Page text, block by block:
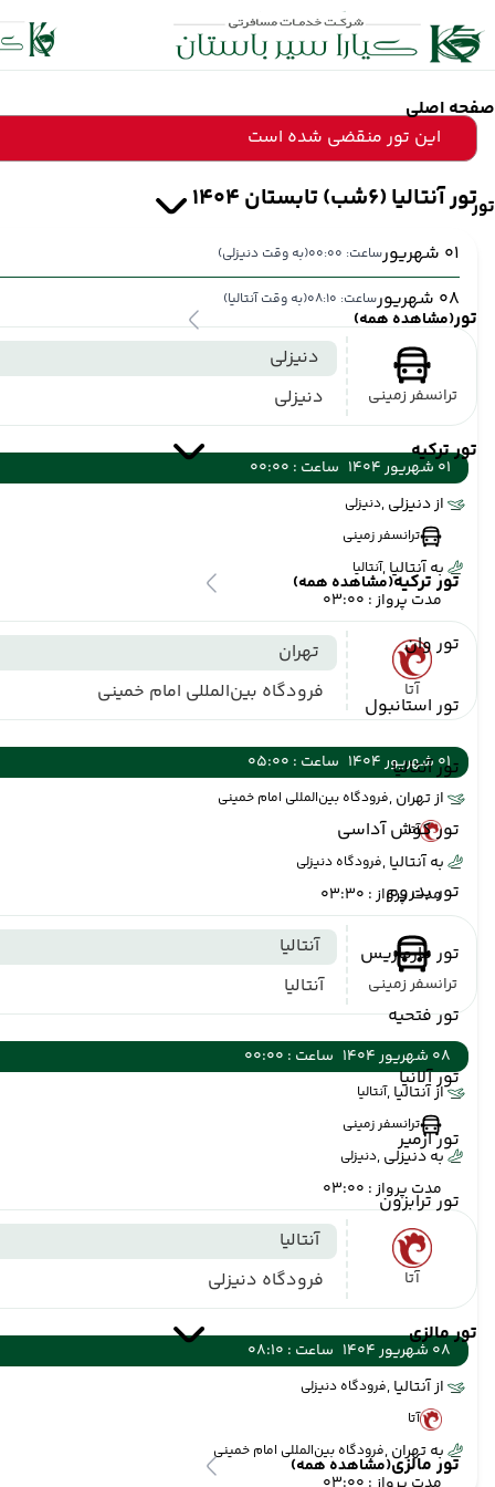
صفحه اصلی
تور
تور(مشاهده همه)
تور ترکیه
تور ترکیه(مشاهده همه)
تور وان
تور استانبول
تور آنتالیا
تور کوش آداسی
تور بدروم
تور مارماریس
تور فتحیه
تور آلانیا
تور ازمیر
تور ترابزون
تور مالزی
تور مالزی(مشاهده همه)
این تور منقضی شده است
تور آنتالیا (6شب) تابستان 1404
01 شهریور ساعت: 00:00 (به وقت دنیزلی)
08 شهریور ساعت: 08:10 (به وقت آنتالیا)
ترانسفر زمینی
دنیزلی
دنیزلی
01 شهریور 1404
ساعت : 00:00
از دنیزلی ,دنیزلی
ترانسفر زمینی
به آنتالیا ,آنتالیا
مدت پرواز : 03:00
آتا
تهران
فرودگاه بین‌المللی امام خمینی
01 شهریور 1404
ساعت : 05:00
از تهران ,فرودگاه بین‌المللی امام خمینی
آتا
به آنتالیا ,فرودگاه دنیزلی
مدت پرواز : 03:30
ترانسفر زمینی
آنتالیا
آنتالیا
08 شهریور 1404
ساعت : 00:00
از آنتالیا ,آنتالیا
ترانسفر زمینی
به دنیزلی ,دنیزلی
مدت پرواز : 03:00
آتا
آنتالیا
فرودگاه دنیزلی
08 شهریور 1404
ساعت : 08:10
از آنتالیا ,فرودگاه دنیزلی
آتا
به تهران ,فرودگاه بین‌المللی امام خمینی